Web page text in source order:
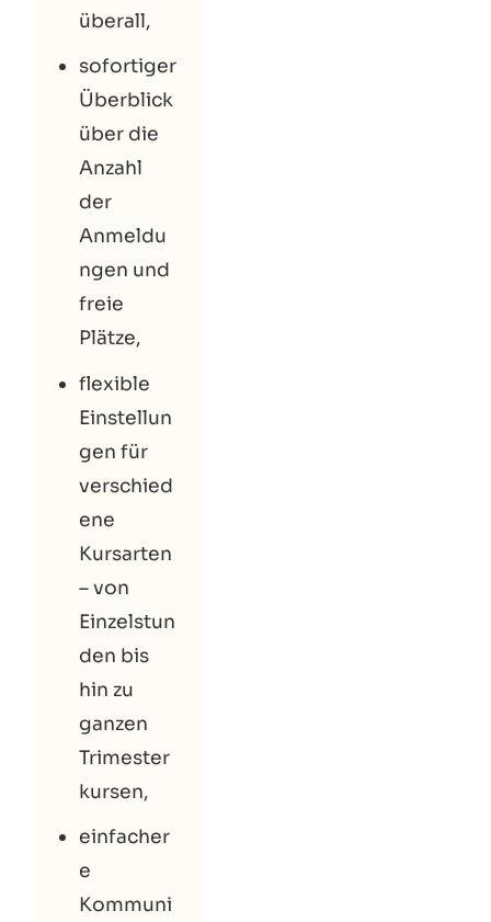
überall,
sofortiger
Überblick
über die
Anzahl
der
Anmeldu
ngen und
freie
Plätze,
flexible
Einstellun
gen für
verschied
ene
Kursarten
– von
Einzelstun
den bis
hin zu
ganzen
Trimester
kursen,
einfacher
e
Kommuni